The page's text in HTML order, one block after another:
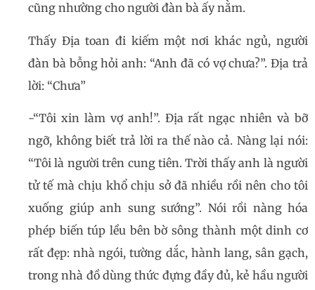
cũng nhường cho người đàn bà ấy nằm.
Thấy Địa toan đi kiếm một nơi khác ngủ, người
đàn bà bỗng hỏi anh: “Anh đã có vợ chưa?”. Địa trả
lời: “Chưa”
-“Tôi xin làm vợ anh!”. Địa rất ngạc nhiên và bỡ
ngỡ, không biết trả lời ra thế nào cả. Nàng lại nói:
“Tôi là người trên cung tiên. Trời thấy anh là người
tử tế mà chịu khổ chịu sở đã nhiều rồi nên cho tôi
xuống giúp anh sung sướng”. Nói rồi nàng hóa
phép biến túp lều bên bờ sông thành một dinh cơ
rất đẹp: nhà ngói, tường dắc, hành lang, sân gạch,
trong nhà đồ dùng thức đựng đầy đủ, kẻ hầu người